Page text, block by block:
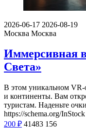
2026-06-17 2026-08-19
Москва Москва
Иммерсивная
Света»
В этом уникальном VR-
и континенты. Вам
туристам. Наденьте
https://schema.org/InStock
200 ₽ 41483 156